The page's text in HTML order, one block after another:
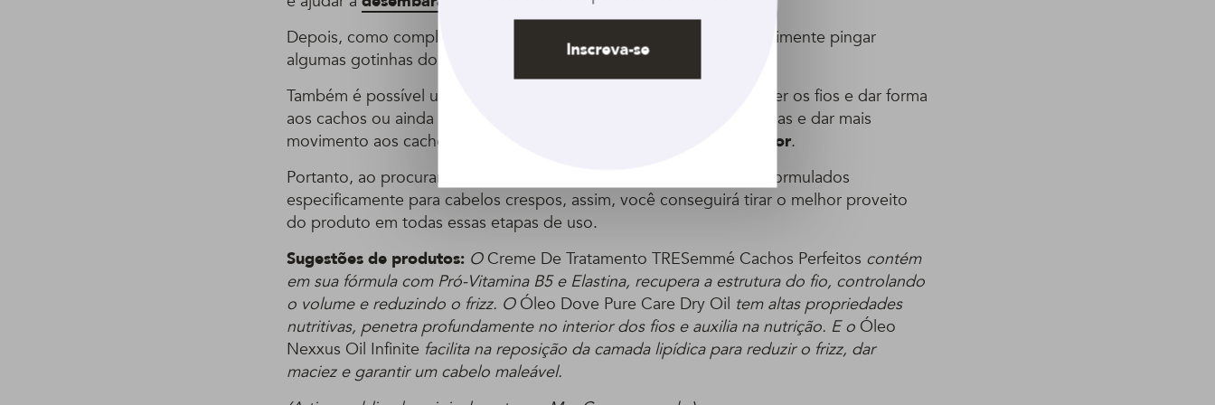
Depois, como complemento para os
cremes de tratamento
(experimente pingar
algumas gotinhas do seu óleo favorito na máscara escolhida).
Também é possível usá-lo antes do
para fortalecer os fios e dar forma
aos cachos ou ainda com os cabelos já secos, para separar as mechas e dar mais
movimento aos cachos depois de uma
difusor.
Portanto, ao procurar por um óleo capilar, prefira aqueles que são formulados
especificamente para cabelos crespos, assim, você conseguirá tirar o melhor proveito
do produto em todas essas etapas de uso.
Sugestões de produtos: OCreme De Tratamento TRESemmé Cachos Perfeitos contém
em sua fórmula com Pró-Vitamina B5 e Elastina, recupera a estrutura do fio, controlando
o volume e reduzindo o frizz. OÓleo Dove Pure Care Dry Oil tem altas propriedades
nutritivas, penetra profundamente no interior dos fios e auxilia na nutrição. E o Óleo
Nexxus Oil Infinite facilita na reposição da camada lipídica para reduzir o frizz, dar
maciez e garantir um cabelo maleável.
Inscreva-se